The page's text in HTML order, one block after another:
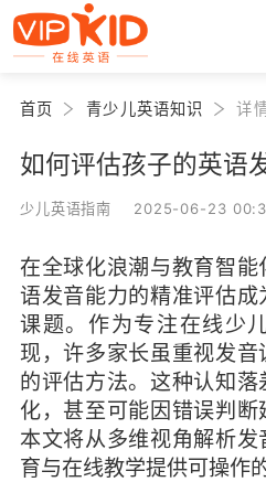
首页 青少儿英语知识 详
如何评估孩子的英语
少儿英语指南 2025-06-23
在全球化浪潮与教育智
语发音能力的精准评估
课题。作为专注在线少
现，许多家长虽重视发
的评估方法。这种认知
化，甚至可能因错误判断
本文将从多维视角解析
育与在线教学提供可操作